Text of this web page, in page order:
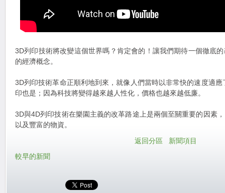
3D列印技術將改變這個世界嗎？肯定會的！讓我們期待一個徹底
的經濟概念。
3D列印技術革命正順利地到來，就像人們當時以非常快的速度適
印也是；因為科技將變得越來越人性化，價格也越來越低廉。
3D與4D列印技術在樂園主義的改革路途上是兩個至關重要的因素
以及豐富的物資。
返回分區
新聞項目
較早的新聞